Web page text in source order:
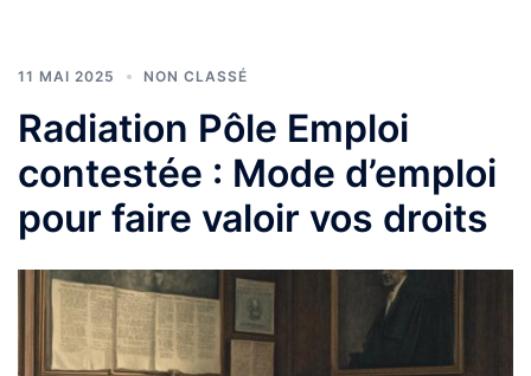
11 MAI 2025 NON CLASSÉ
Radiation Pôle Emploi
contestée : Mode d’emploi
pour faire valoir vos droits